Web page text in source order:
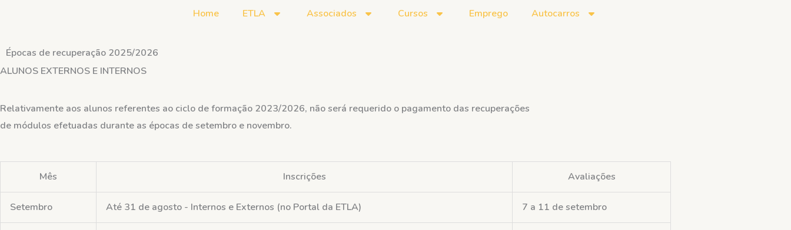
Home ETLA Associados Cursos Emprego Autocarros
Épocas de recuperação 2025/2026
ALUNOS EXTERNOS E INTERNOS
Relativamente aos alunos referentes ao ciclo de formação 2023/2026, não será requerido o pagamento das recuperações
de módulos efetuadas durante as épocas de setembro e novembro.
Mês Inscrições Avaliações
Setembro Até 31 de agosto - Internos e Externos (no Portal da ETLA) 7 a 11 de setembro